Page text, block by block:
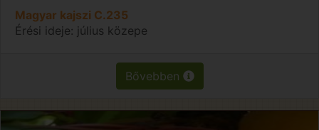
Magyar kajszi C.235
Érési ideje: július közepe
Bővebben